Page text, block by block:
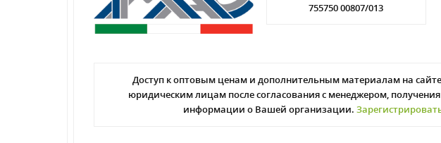
755750 00807/013
Доступ к оптовым ценам и дополнительным материалам на сайте
юридическим лицам после согласования с менеджером,
информации о Вашей организации.